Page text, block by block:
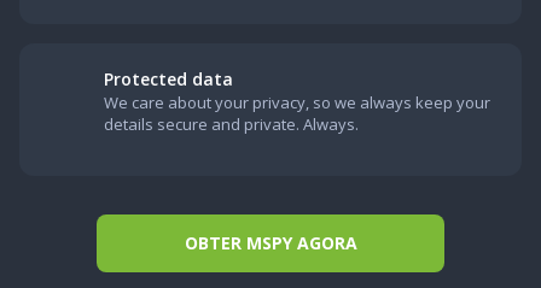
Protected data
We care about your privacy, so we always keep your
details secure and private. Always.
OBTER MSPY AGORA